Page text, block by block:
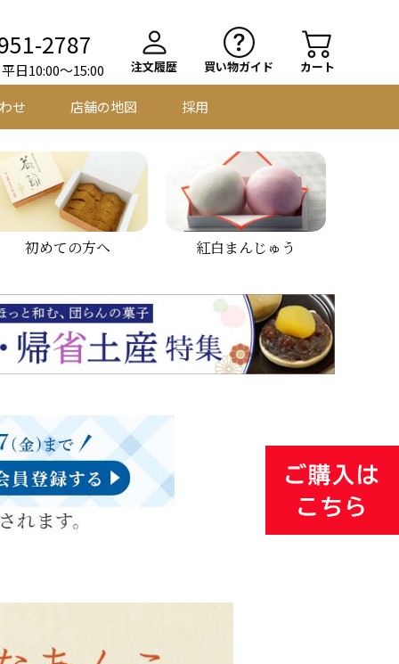
2787
日10:00～15:00 注文履歴 買い物ガイド カート
せ 店舗の地図 採用
初めての方へ 紅白まんじゅう